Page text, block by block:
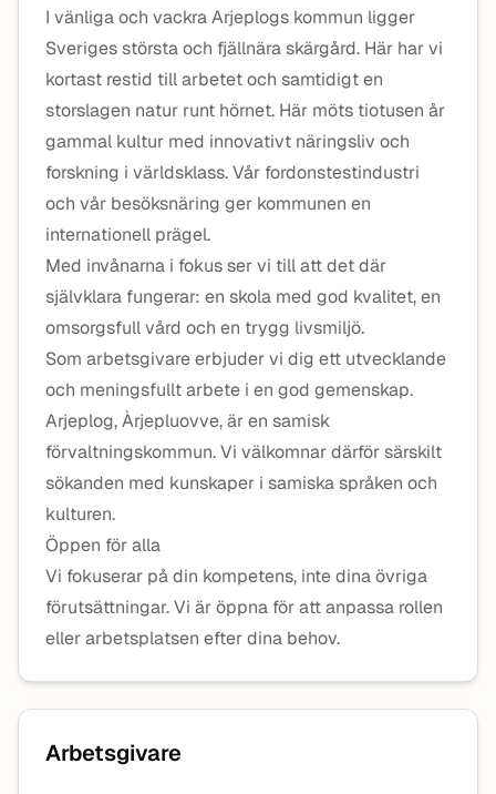
I vänliga och vackra Arjeplogs kommun ligger
Sveriges största och fjällnära skärgård. Här har vi
kortast restid till arbetet och samtidigt en
storslagen natur runt hörnet. Här möts tiotusen år
gammal kultur med innovativt näringsliv och
forskning i världsklass. Vår fordonstestindustri
och vår besöksnäring ger kommunen en
internationell prägel.
Med invånarna i fokus ser vi till att det där
självklara fungerar: en skola med god kvalitet, en
omsorgsfull vård och en trygg livsmiljö.
Som arbetsgivare erbjuder vi dig ett utvecklande
och meningsfullt arbete i en god gemenskap.
Arjeplog, Àrjepluovve, är en samisk
förvaltningskommun. Vi välkomnar därför särskilt
sökanden med kunskaper i samiska språken och
kulturen.
Öppen för alla
Vi fokuserar på din kompetens, inte dina övriga
förutsättningar. Vi är öppna för att anpassa rollen
eller arbetsplatsen efter dina behov.
Arbetsgivare